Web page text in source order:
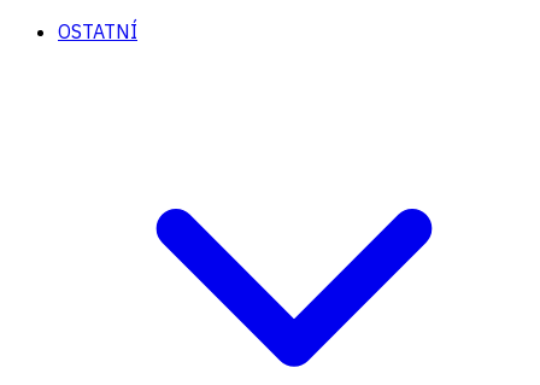
OSTATNÍ